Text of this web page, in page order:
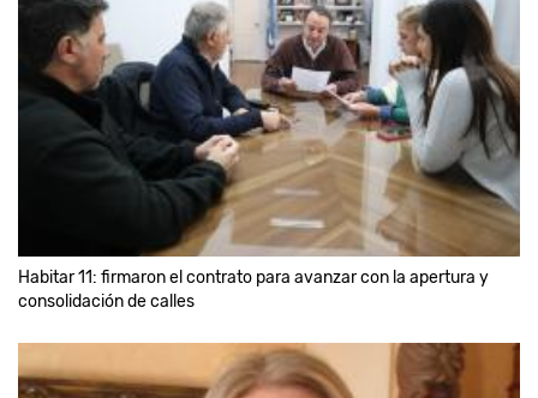
Habitar 11: firmaron el contrato para avanzar con la apertura y
consolidación de calles